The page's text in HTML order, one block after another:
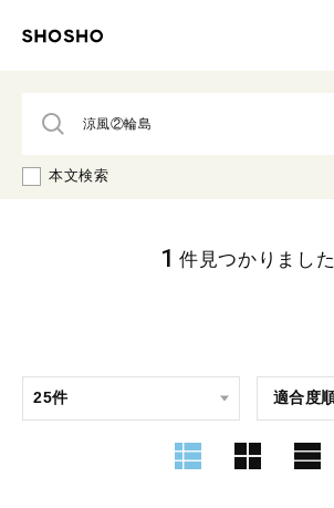
本文検索
1 件見つかりました